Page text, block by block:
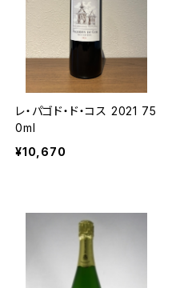
レ・パゴド・ド・コス 2021 75
0ml
¥10,670